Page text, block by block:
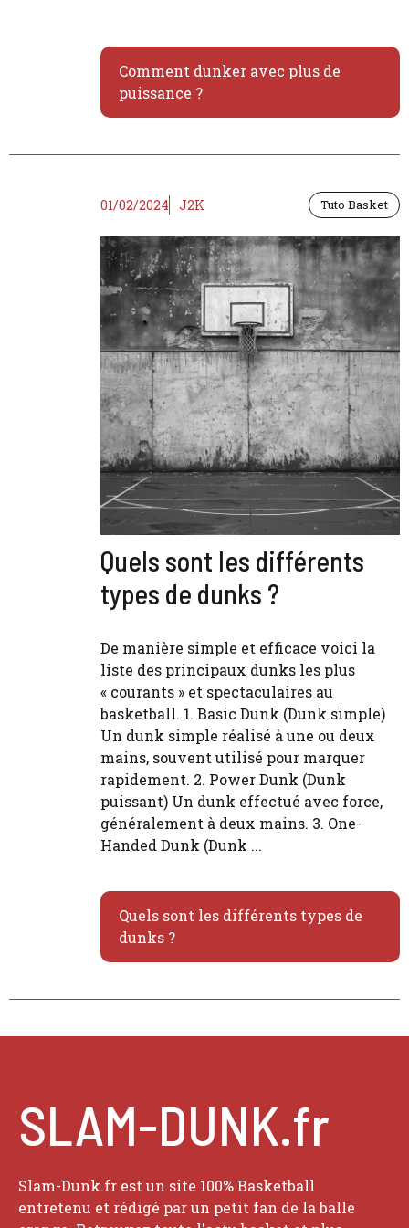
Comment dunker avec plus de
puissance ?
01/02/2024 J2K Tuto Basket
Quels sont les différents
types de dunks ?
De manière simple et efficace voici la
liste des principaux dunks les plus
« courants » et spectaculaires au
basketball. 1. Basic Dunk (Dunk simple)
Un dunk simple réalisé à une ou deux
mains, souvent utilisé pour marquer
rapidement. 2. Power Dunk (Dunk
puissant) Un dunk effectué avec force,
généralement à deux mains. 3. One-
Handed Dunk (Dunk ...
Quels sont les différents types de
dunks ?
SLAM-DUNK.fr
Slam-Dunk.fr est un site 100% Basketball
entretenu et rédigé par un petit fan de la balle